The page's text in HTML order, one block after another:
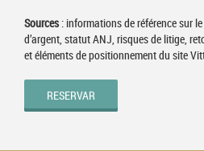
Sources : informations de référence sur
d’argent, statut ANJ, risques de litige,
et éléments de positionnement du site
RESERVAR